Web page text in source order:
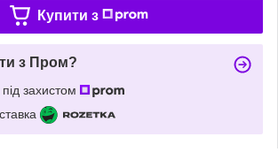
Купити з
з Пром?
захистом